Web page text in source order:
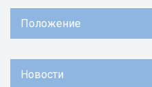
Положение
Новости